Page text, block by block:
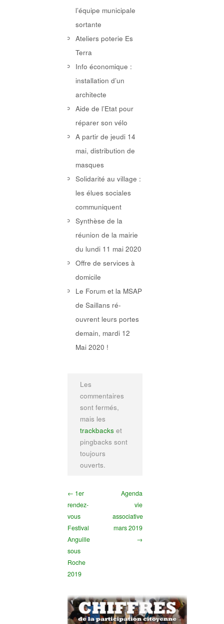
l’équipe municipale
sortante
Ateliers poterie Es
Terra
Info économique :
installation d’un
architecte
Aide de l’Etat pour
réparer son vélo
A partir de jeudi 14
mai, distribution de
masques
Solidarité au village :
les élues sociales
communiquent
Synthèse de la
réunion de la mairie
du lundi 11 mai 2020
Offre de services à
domicile
Le Forum et la MSAP
de Saillans ré-
ouvrent leurs portes
demain, mardi 12
Mai 2020 !
Les
commentaires
sont fermés,
mais les
trackbacks et
pingbacks sont
toujours
ouverts.
← 1er
rendez-
vous
Festival
Anguille
sous
Roche
2019
Agenda
vie
associative
mars 2019
→